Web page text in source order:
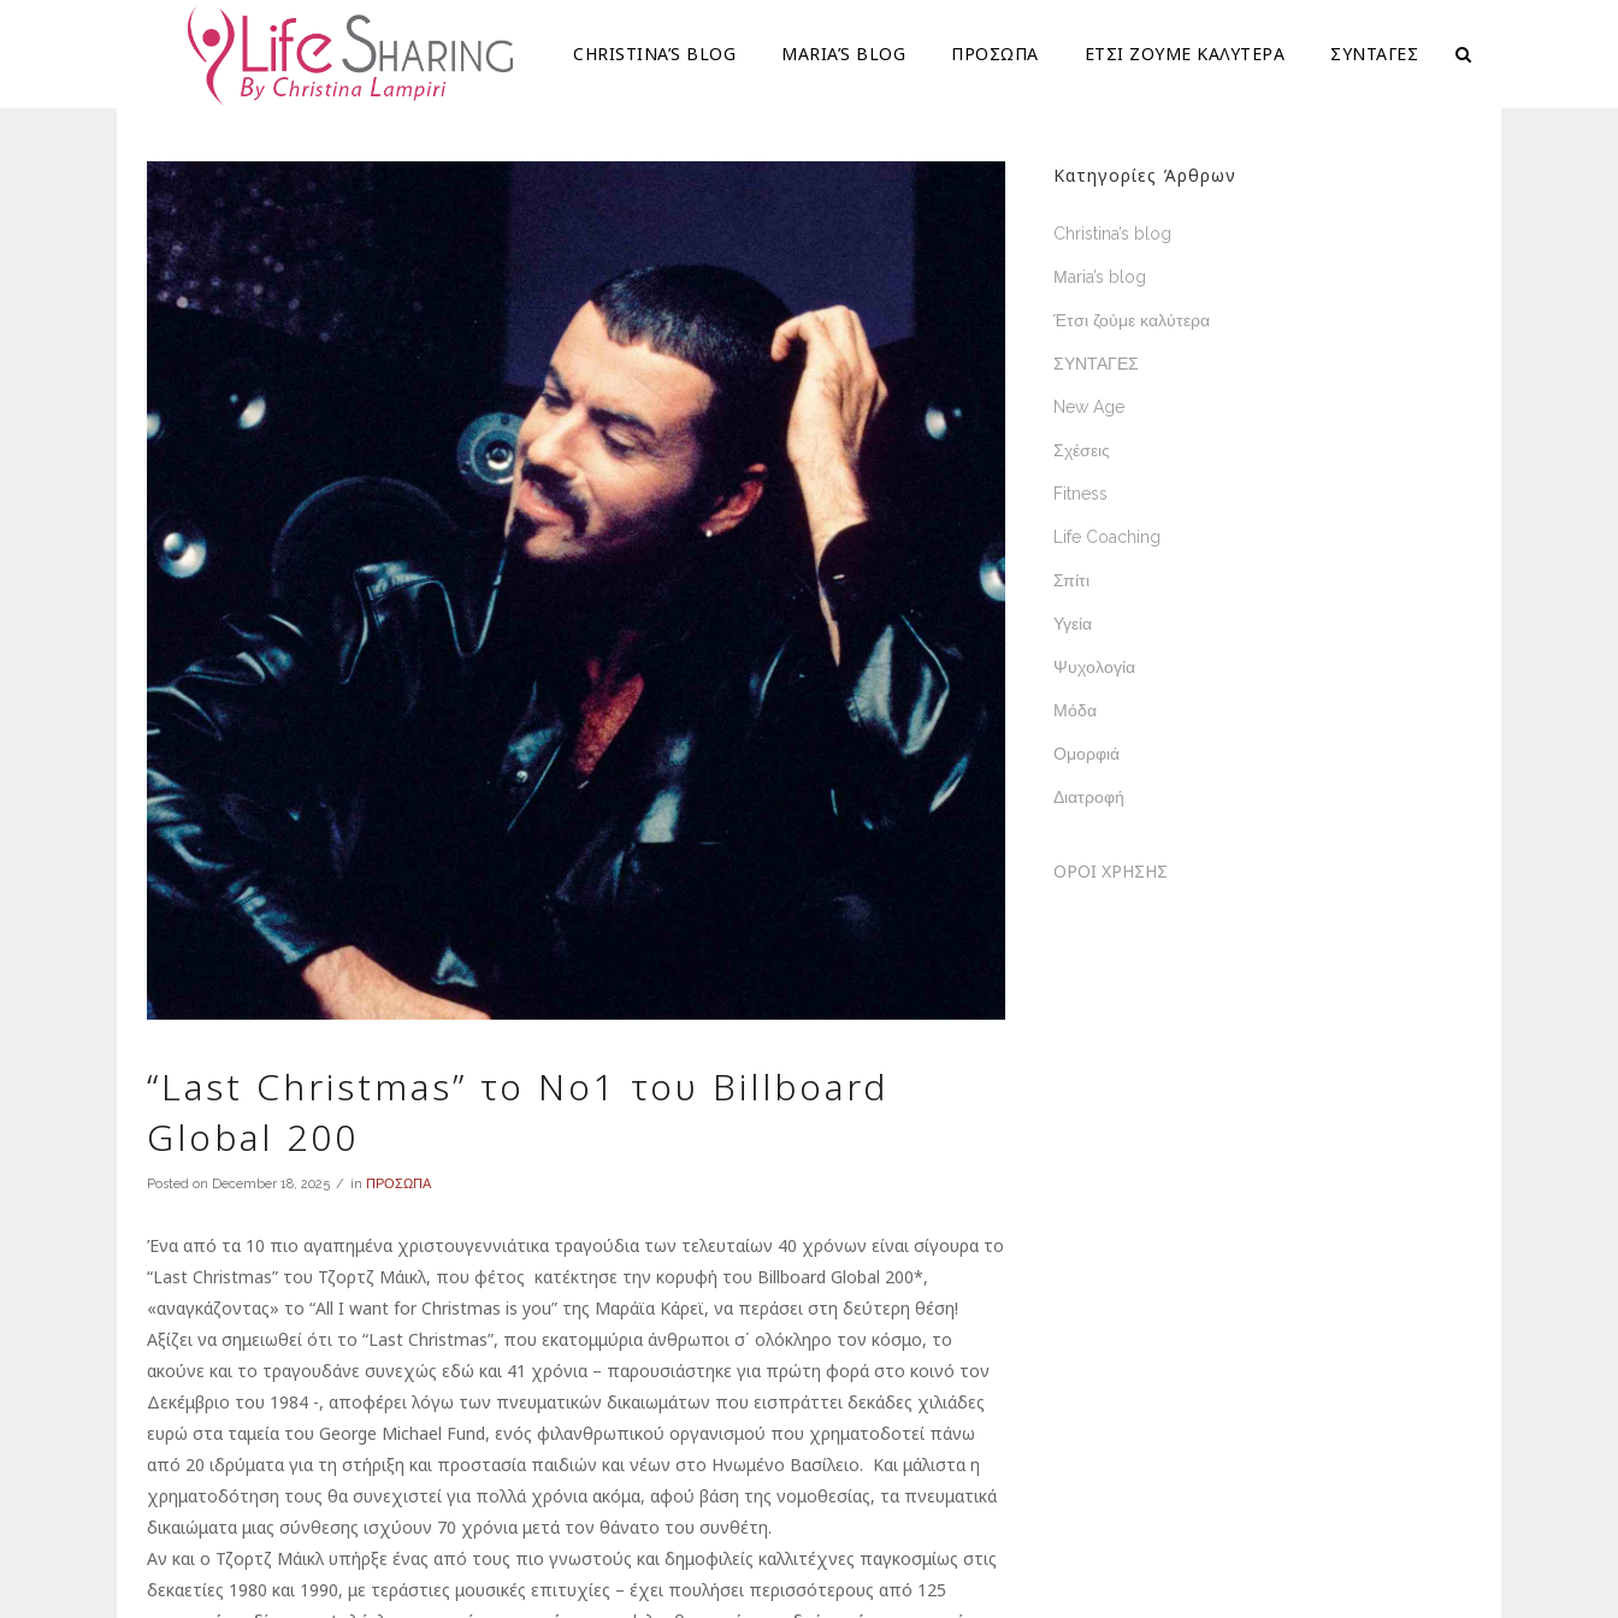
CHRISTINA’S BLOG ΜARIA’S BLOG ΠΡΟΣΩΠΑ ΕΤΣΙ ΖΟΥΜΕ ΚΑΛΥΤΕΡΑ ΣΥΝΤΑΓΕΣ
“Last Christmas” το Νο1 του Billboard
Global 200
Posted on December 18, 2025 in ΠΡΟΣΩΠΑ
Ένα από τα 10 πιο αγαπημένα χριστουγεννιάτικα τραγούδια των τελευταίων 40 χρόνων είναι σίγουρα το
“Last Christmas” του Τζορτζ Μάικλ, που φέτος κατέκτησε την κορυφή του Billboard Global 200*,
«αναγκάζοντας» το “All I want for Christmas is you” της Μαράϊα Κάρεϊ, να περάσει στη δεύτερη θέση!
Αξίζει να σημειωθεί ότι το “Last Christmas”, που εκατομμύρια άνθρωποι σ΄ ολόκληρο τον κόσμο, το
ακούνε και το τραγουδάνε συνεχώς εδώ και 41 χρόνια – παρουσιάστηκε για πρώτη φορά στο κοινό τον
Δεκέμβριο του 1984 -, αποφέρει λόγω των πνευματικών δικαιωμάτων που εισπράττει δεκάδες χιλιάδες
ευρώ στα ταμεία του George Michael Fund, ενός φιλανθρωπικού οργανισμού που χρηματοδοτεί πάνω
από 20 ιδρύματα για τη στήριξη και προστασία παιδιών και νέων στο Ηνωμένο Βασίλειο. Και μάλιστα η
χρηματοδότηση τους θα συνεχιστεί για πολλά χρόνια ακόμα, αφού βάση της νομοθεσίας, τα πνευματικά
δικαιώματα μιας σύνθεσης ισχύουν 70 χρόνια μετά τον θάνατο του συνθέτη.
Αν και ο Τζορτζ Μάικλ υπήρξε ένας από τους πιο γνωστούς και δημοφιλείς καλλιτέχνες παγκοσμίως στις
δεκαετίες 1980 και 1990, με τεράστιες μουσικές επιτυχίες – έχει πουλήσει περισσότερους από 125
Κατηγορίες Άρθρων
Christina’s blog
Μaria’s blog
Έτσι ζούμε καλύτερα
ΣΥΝΤΑΓΕΣ
New Age
Σχέσεις
Fitness
Life Coaching
Σπίτι
Υγεία
Ψυχολογία
Μόδα
Ομορφιά
Διατροφή
ΟΡΟΙ ΧΡΗΣΗΣ